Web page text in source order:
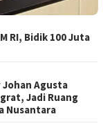
RI, Bidik 100 Juta
Johan Agusta
Jadi Ruang
Nusantara